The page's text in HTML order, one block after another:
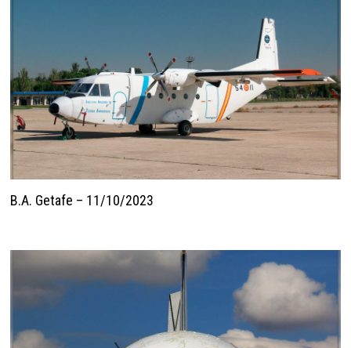
B.A. Getafe – 11/10/2023